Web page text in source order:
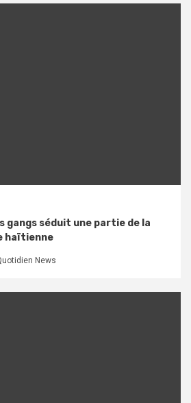
gangs séduit une partie de la
haïtienne
News